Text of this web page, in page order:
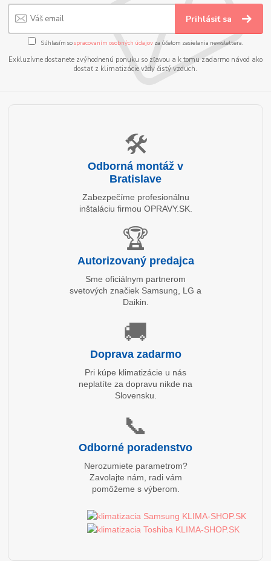
Prihlásiť sa
Súhlasím sospracovaním osobných údajov za účelom zasielania newslettera.
Exkluzívne dostanete zvýhodnenú ponuku so zľavou a k tomu zadarmo návod ako
dostať z klimatizácie vždy čistý vzduch.
🛠️
Odborná montáž v
Bratislave
Zabezpečíme profesionálnu
inštaláciu firmou OPRAVY.SK.
🏆
Autorizovaný predajca
Sme oficiálnym partnerom
svetových značiek Samsung, LG a
Daikin.
🚚
Doprava zadarmo
Pri kúpe klimatizácie u nás
neplatíte za dopravu nikde na
Slovensku.
📞
Odborné poradenstvo
Nerozumiete parametrom?
Zavolajte nám, radi vám
pomôžeme s výberom.